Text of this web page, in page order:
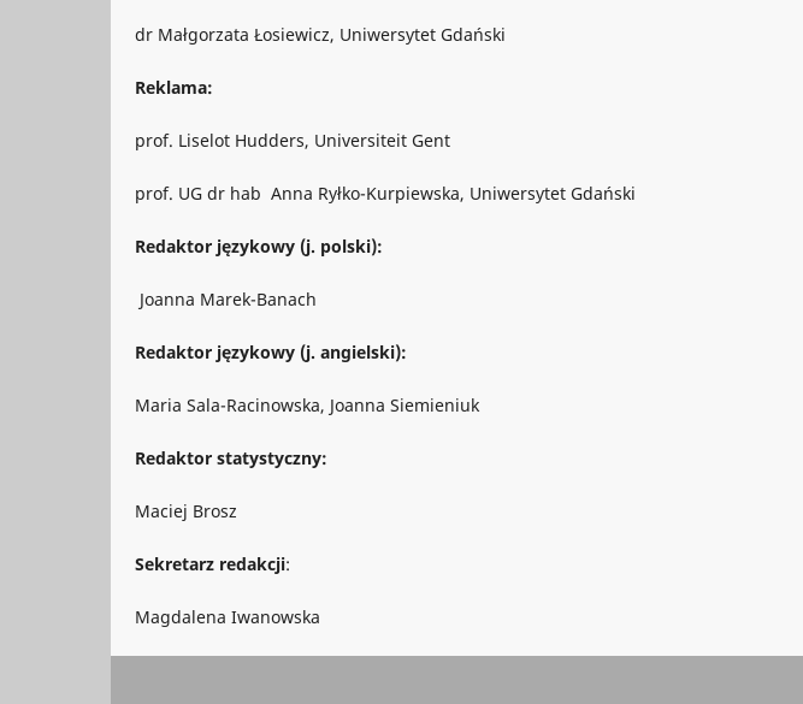
dr Małgorzata Łosiewicz, Uniwersytet Gdański
Reklama:
prof. Liselot Hudders, Universiteit Gent
prof. UG dr hab Anna Ryłko-Kurpiewska, Uniwersytet Gdański
Redaktor językowy (j. polski):
Joanna Marek-Banach
Redaktor językowy (j. angielski):
Maria Sala-Racinowska, Joanna Siemieniuk
Redaktor statystyczny:
Maciej Brosz
Sekretarz redakcji:
Magdalena Iwanowska